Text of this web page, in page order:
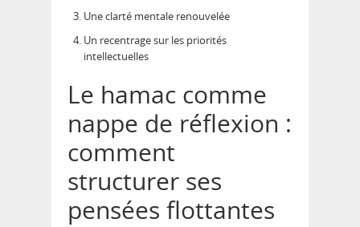
Une clarté mentale renouvelée
Un recentrage sur les priorités
intellectuelles
Le hamac comme
nappe de réflexion :
comment
structurer ses
pensées flottantes